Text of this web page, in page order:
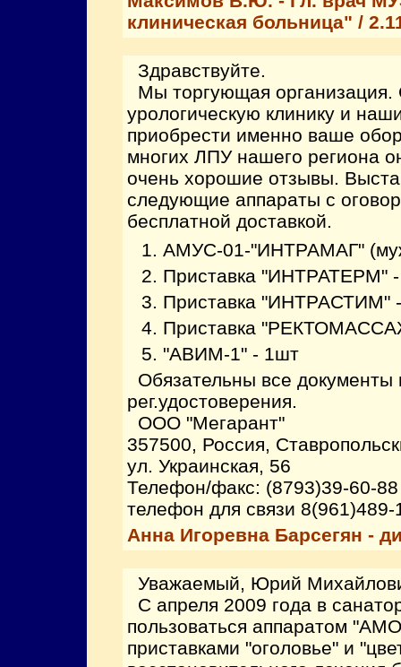
клиническая больница" /
Здравствуйте.
Мы торгующая
урологическую клинику и
приобрести именно ваше
многих ЛПУ нашего региона
очень хорошие отзывы.
следующие аппараты с
бесплатной доставкой.
АМУС-01-"ИНТРАМАГ"
Приставка "ИНТРАТЕРМ"
Приставка "ИНТРАСТИМ"
Приставка
"АВИМ-1" - 1шт
Обязательны все документы
рег.удостоверения.
ООО "Мегарант"
357500, Россия,
ул. Украинская, 56
Телефон/факс: (8793)39-60-88
телефон для связи 8(961)489-
Анна Игоревна Барсегян -
Уважаемый, Юрий
С апреля 2009 года в
пользоваться аппаратом
приставками "оголовье" и